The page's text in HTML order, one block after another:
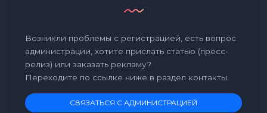
Возникли проблемы с регистрацией, есть вопрос
администрации, хотите прислать статью (пресс-
релиз) или заказать рекламу?
Переходите по ссылке ниже в раздел контакты.
СВЯЗАТЬСЯ С АДМИНИСТРАЦИЕЙ